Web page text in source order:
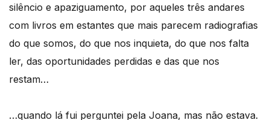
silêncio e apaziguamento, por aqueles três andares
com livros em estantes que mais parecem radiografias
do que somos, do que nos inquieta, do que nos falta
ler, das oportunidades perdidas e das que nos
restam…
…quando lá fui perguntei pela Joana, mas não estava.